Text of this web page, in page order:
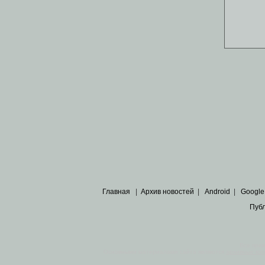
Главная | Архив новостей | Android | Google